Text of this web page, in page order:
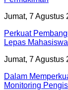
Jumat, 7 Agustus
Perkuat
Lepas
Jumat, 7 Agustus
Dalam
Monitoring